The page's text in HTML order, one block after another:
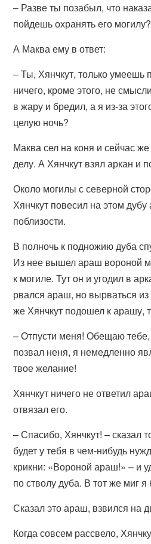
– Разве ты позабыл, что
пойдешь охранять его могилу?
А Маква ему в ответ:
– Ты, Хянчкут, только умеешь
ничего, кроме этого, не
в жару и бредил, а я из-за
целую ночь?
Маква сел на коня и сейчас
делу. А Хянчкут взял аркан и
Около могилы с северной
Хянчкут повесил на этом
поблизости.
В полночь к подножию дуба
Из нее вышел араш вороной
к могиле. Тут он и угодил в
рвался араш, но вырваться из
же Хянчкут подошел к арашу,
– Отпусти меня! Обещаю тебе,
позвал неня, я немедленно
твое желание!
Хянчкут ничего не ответил
отвязал его.
– Спасибо, Хянчкут! – сказал
будет у тебя в чем-нибудь
крикни: «Вороной араш!» – и
по стволу дуба. В тот же миг я
Сказал это араш, взвился на
Когда совсем рассвело,